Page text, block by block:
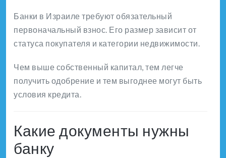
Банки в Израиле требуют обязательный
первоначальный взнос. Его размер зависит от
статуса покупателя и категории недвижимости.
Чем выше собственный капитал, тем легче
получить одобрение и тем выгоднее могут быть
условия кредита.
Какие документы нужны
банку